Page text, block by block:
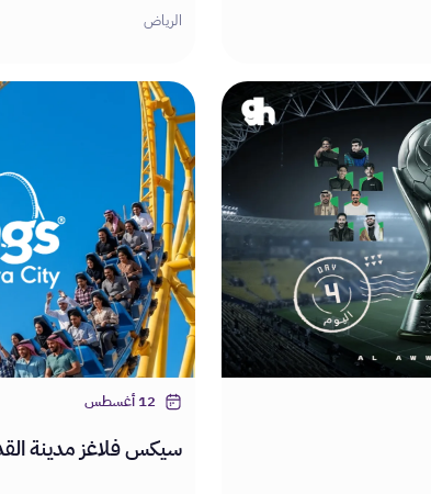
الرياض
12 أغسطس
سيكس فلاغز مدينة القدية | 12